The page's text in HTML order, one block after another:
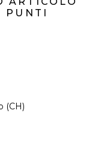
PUNTI
(CH)